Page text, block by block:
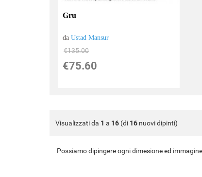
Gru
daUstad Mansur
€135.00
€75.60
Visualizzati da 1 a 16 (di 16 nuovi dipinti)
Possiamo dipingere ogni dimesione ed